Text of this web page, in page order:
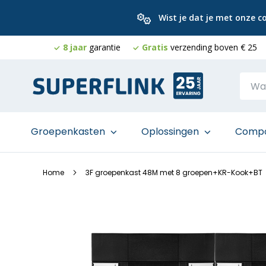
Wist je dat je met onze
8 jaar garantie Gratis verzending boven € 25
naar
de
Groepenkasten Oplossingen
Home 3F groepenkast 48M met 8 groepen+KR-Kook+BT